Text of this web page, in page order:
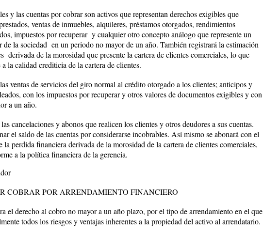
y las cuentas por cobrar son activos que representan derechos exigibles que
ventas de inmuebles, alquileres, préstamos otorgados, rendimientos
impuestos por recuperar y cualquier otro concepto análogo que represente un
de la sociedad en un periodo no mayor de un año. También registrará la estimación
derivada de la morosidad que presente la cartera de clientes comerciales, lo que
a la calidad crediticia de la cartera de clientes.
ventas de servicios del giro normal al crédito otorgado a los clientes; anticipos y
con los impuestos por recuperar y otros valores de documentos exigibles y con
a un año.
cancelaciones y abonos que realicen los clientes y otros deudores a sus cuentas.
el saldo de las cuentas por considerarse incobrables. Así mismo se abonará con el
la perdida financiera derivada de la morosidad de la cartera de clientes comerciales,
a la política financiera de la gerencia.
COBRAR POR ARRENDAMIENTO FINANCIERO
el derecho al cobro no mayor a un año plazo, por el tipo de arrendamiento en el que
todos los riesgos y ventajas inherentes a la propiedad del activo al arrendatario.